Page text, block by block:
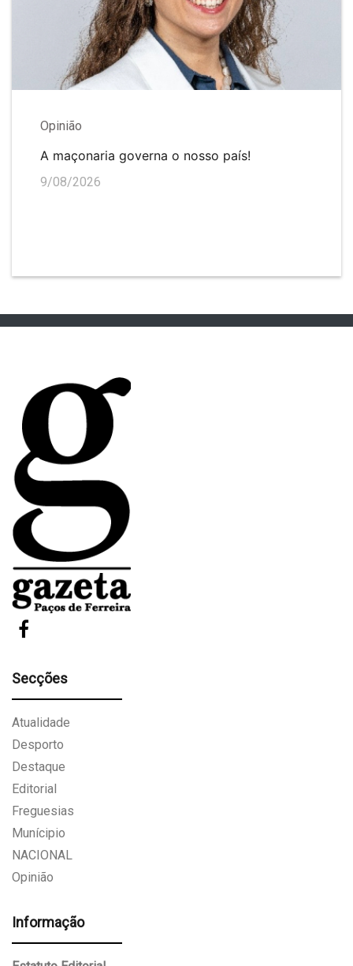
Opinião
A maçonaria governa o nosso país!
9/08/2026
Secções
Atualidade
Desporto
Destaque
Editorial
Freguesias
Munícipio
NACIONAL
Opinião
Informação